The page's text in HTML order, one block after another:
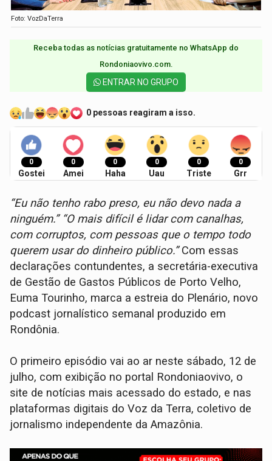
Foto: VozDaTerra
Receba todas as notícias gratuitamente no WhatsApp do
Rondoniaovivo.com.​
ENTRAR NO GRUPO
0 pessoas reagiram a isso.
0
Gostei
0
Amei
0
Haha
0
Uau
0
Triste
0
Grr
“Eu não tenho rabo preso, eu não devo nada a
ninguém.” “O mais difícil é lidar com canalhas,
com corruptos, com pessoas que o tempo todo
querem usar do dinheiro público.”Com essas
declarações contundentes, a secretária-executiva
de Gestão de Gastos Públicos de Porto Velho,
Euma Tourinho, marca a estreia do Plenário, novo
podcast jornalístico semanal produzido em
Rondônia.
O primeiro episódio vai ao ar neste sábado, 12 de
julho, com exibição no portal Rondoniaovivo, o
site de notícias mais acessado do estado, e nas
plataformas digitais do Voz da Terra, coletivo de
jornalismo independente da Amazônia.